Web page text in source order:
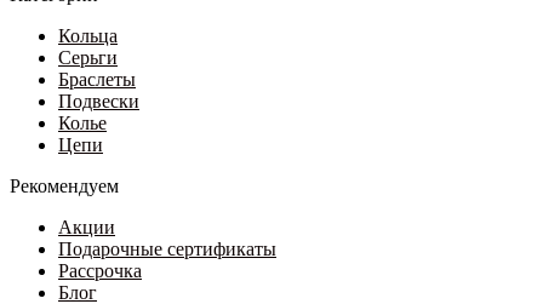
Кольца
Серьги
Браслеты
Подвески
Колье
Цепи
Рекомендуем
Акции
Подарочные сертификаты
Рассрочка
Блог